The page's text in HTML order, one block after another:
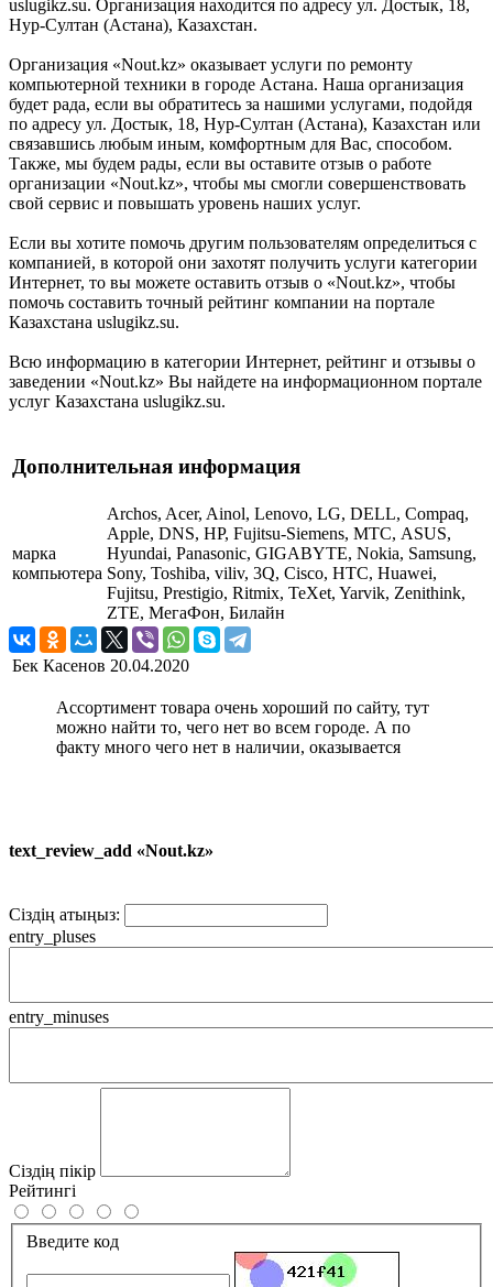
uslugikz.su. Организация находится по адресу ул. Достык, 18,
Нур-Султан (Астана), Казахстан.
Организация «Nout.kz» оказывает услуги по ремонту
компьютерной техники в городе Астана. Наша организация
будет рада, если вы обратитесь за нашими услугами, подойдя
по адресу ул. Достык, 18, Нур-Султан (Астана), Казахстан или
связавшись любым иным, комфортным для Вас, способом.
Также, мы будем рады, если вы оставите отзыв о работе
организации «Nout.kz», чтобы мы смогли совершенствовать
свой сервис и повышать уровень наших услуг.
Если вы хотите помочь другим пользователям определиться с
компанией, в которой они захотят получить услуги категории
Интернет, то вы можете оставить отзыв о «Nout.kz», чтобы
помочь составить точный рейтинг компании на портале
Казахстана uslugikz.su.
Всю информацию в категории Интернет, рейтинг и отзывы о
заведении «Nout.kz» Вы найдете на информационном портале
услуг Казахстана uslugikz.su.
Дополнительная информация
марка
компьютера
Archos, Acer, Ainol, Lenovo, LG, DELL, Compaq,
Apple, DNS, HP, Fujitsu-Siemens, МТС, ASUS,
Hyundai, Panasonic, GIGABYTE, Nokia, Samsung,
Sony, Toshiba, viliv, 3Q, Cisco, HTC, Huawei,
Fujitsu, Prestigio, Ritmix, TeXet, Yarvik, Zenithink,
ZTE, МегаФон, Билайн
Бек Касенов 20.04.2020
Ассортимент товара очень хороший по сайту, тут
можно найти то, чего нет во всем городе. А по
факту много чего нет в наличии, оказывается
text_review_add «Nout.kz»
Сіздің атыңыз:
entry_pluses
entry_minuses
Сіздің пікір
Рейтингі
Введите код